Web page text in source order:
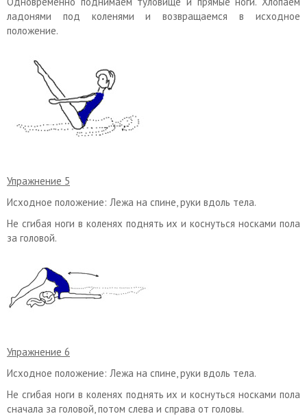
ладонями под коленями и возвращаемся в исходное
положение.
Упражнение 5
Исходное положение: Лежа на спине, руки вдоль тела.
Не сгибая ноги в коленях поднять их и коснуться носками пола
за головой.
Упражнение 6
Исходное положение: Лежа на спине, руки вдоль тела.
Не сгибая ноги в коленях поднять их и коснуться носками пола
сначала за головой, потом слева и справа от головы.